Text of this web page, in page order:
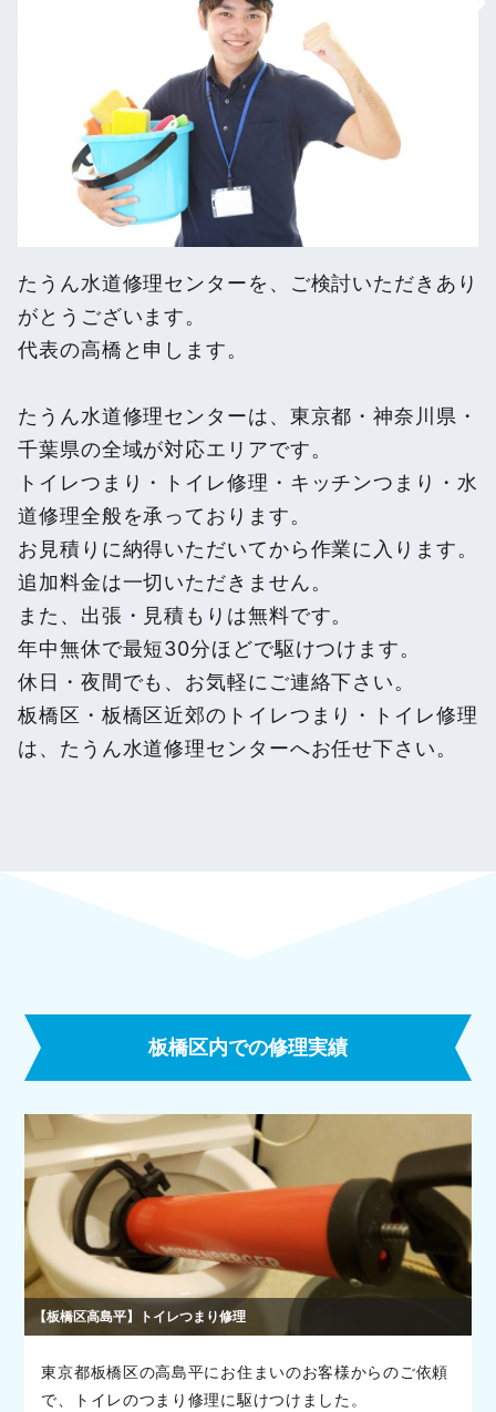
たうん水道修理センターを、ご検討いただきあり
がとうございます。
代表の高橋と申します。
たうん水道修理センターは、東京都・神奈川県・
千葉県の全域が対応エリアです。
トイレつまり・トイレ修理・キッチンつまり・水
道修理全般を承っております。
お見積りに納得いただいてから作業に入ります。
追加料金は一切いただきません。
また、出張・見積もりは無料です。
年中無休で最短30分ほどで駆けつけます。
休日・夜間でも、お気軽にご連絡下さい。
板橋区・板橋区近郊のトイレつまり・トイレ修理
は、たうん水道修理センターへお任せ下さい。
板橋区内での修理実績
【板橋区高島平】トイレつまり修理
東京都板橋区の高島平にお住まいのお客様からのご依頼
で、トイレのつまり修理に駆けつけました。